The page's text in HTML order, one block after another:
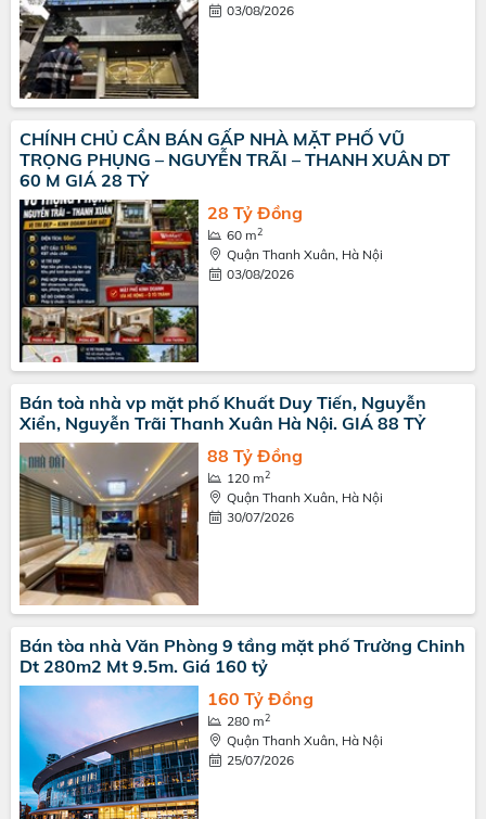
03/08/2026
CHÍNH CHỦ CẦN BÁN GẤP NHÀ MẶT PHỐ VŨ
TRỌNG PHỤNG – NGUYỄN TRÃI – THANH XUÂN DT
60 M GIÁ 28 TỶ
28 Tỷ Đồng
60 m2
Quận Thanh Xuân, Hà Nội
03/08/2026
Bán toà nhà vp mặt phố Khuất Duy Tiến, Nguyễn
Xiển, Nguyễn Trãi Thanh Xuân Hà Nội. GIÁ 88 TỶ
88 Tỷ Đồng
120 m2
Quận Thanh Xuân, Hà Nội
30/07/2026
Bán tòa nhà Văn Phòng 9 tầng mặt phố Trường Chinh
Dt 280m2 Mt 9.5m. Giá 160 tỷ
160 Tỷ Đồng
280 m2
Quận Thanh Xuân, Hà Nội
25/07/2026